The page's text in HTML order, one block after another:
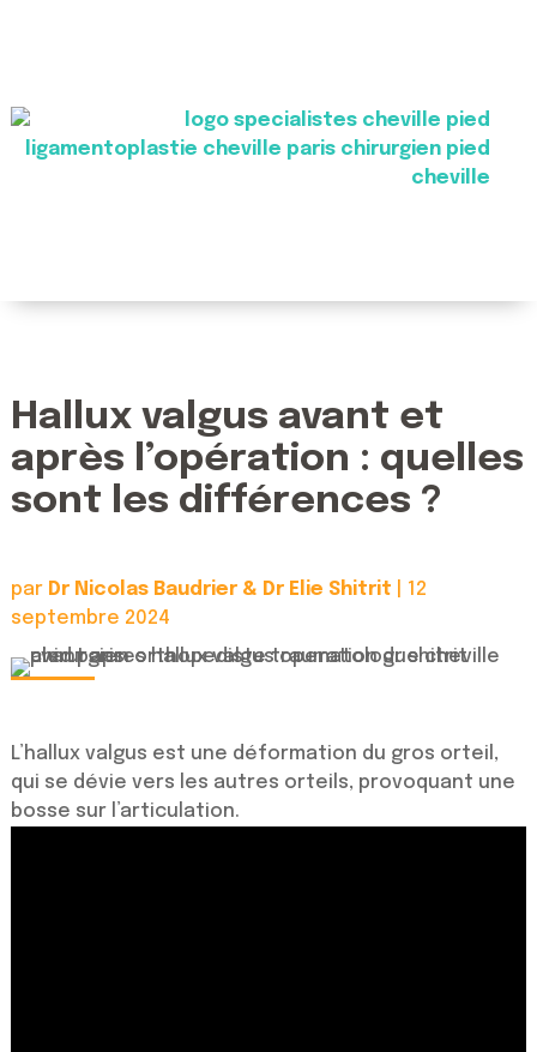
Hallux valgus avant et
après l’opération : quelles
sont les différences ?
par Dr Nicolas Baudrier & Dr Elie Shitrit
12
septembre 2024
L’hallux valgus est une déformation du gros orteil,
qui se dévie vers les autres orteils, provoquant une
bosse sur l’articulation.